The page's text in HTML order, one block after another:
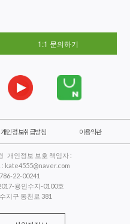
1:1 문의하기
개인정보취급방침 이용약관
개인정보 보호 책임자 :
: kate4555@naver.com
22-00241
용인수지-0100호
지구 동천로 381